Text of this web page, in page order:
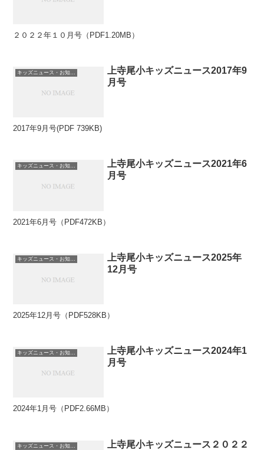
２０２２年１０月号（PDF1.20MB）
上寺尾小キッズニュース2017年9
月号
2017年9月号(PDF 739KB)
上寺尾小キッズニュース2021年6
月号
2021年6月号（PDF472KB）
キッズニュース・お知らせ
上寺尾小キッズニュース2025年
12月号
2025年12月号（PDF528KB）
上寺尾小キッズニュース2024年1
月号
2024年1月号（PDF2.66MB）
キッズニュース・お知らせ
上寺尾小キッズニュース２０２２